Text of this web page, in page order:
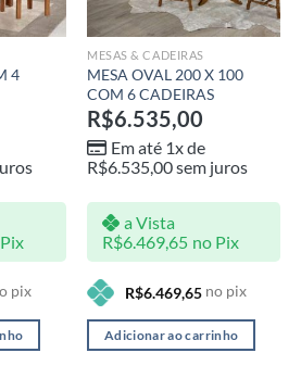
4
pix
MESAS & CADEIRAS
MESA OVAL 200 X 100
COM 6 CADEIRAS
R$6.535,00
Em até 1x de
R$6.535,00sem juros
a Vista
R$6.469,65 no Pix
R$6.469,65 no pix
Adicionar ao carrinho